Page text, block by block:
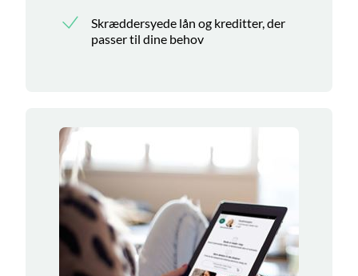
Skræddersyede lån og kreditter, der
passer til dine behov